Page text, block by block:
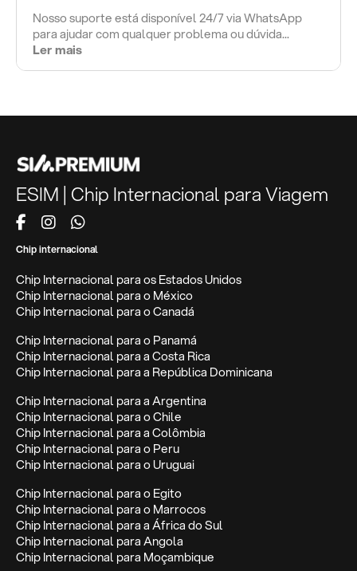
Nosso suporte está disponível 24/7 via WhatsApp
para ajudar com qualquer problema ou dúvida...
Ler mais
ESIM | Chip Internacional para Viagem
Chip internacional
Chip Internacional para os Estados Unidos
Chip Internacional para o México
Chip Internacional para o Canadá
Chip Internacional para o Panamá
Chip Internacional para a Costa Rica
Chip Internacional para a República Dominicana
Chip Internacional para a Argentina
Chip Internacional para o Chile
Chip Internacional para a Colômbia
Chip Internacional para o Peru
Chip Internacional para o Uruguai
Chip Internacional para o Egito
Chip Internacional para o Marrocos
Chip Internacional para a África do Sul
Chip Internacional para Angola
Chip Internacional para Moçambique